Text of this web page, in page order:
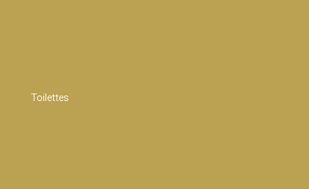
Toilettes